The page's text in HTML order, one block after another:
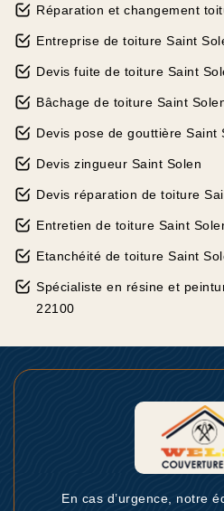
Réparation et changement
Entreprise de toiture Saint
Devis fuite de toiture Saint
Bâchage de toiture Saint
Devis pose de gouttière Saint
Devis zingueur Saint Solen
Devis réparation de toiture
Entretien de toiture Saint
Etanchéité de toiture Saint
Spécialiste en résine et
22100
En cas d’urgence, notre